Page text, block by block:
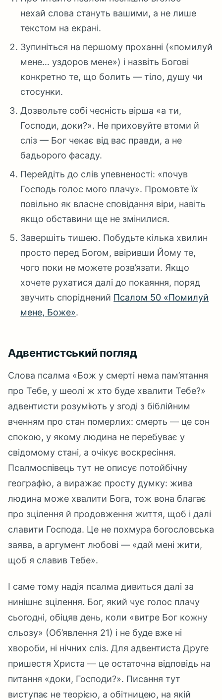
нехай слова стануть вашими, а не лише
текстом на екрані.
Зупиніться на першому проханні («помилуй
мене… уздоров мене») і назвіть Богові
конкретно те, що болить — тіло, душу чи
стосунки.
Дозвольте собі чесність вірша «а ти,
Господи, доки?». Не приховуйте втоми й
сліз — Бог чекає від вас правди, а не
бадьорого фасаду.
Перейдіть до слів упевненості: «почув
Господь голос мого плачу». Промовте їх
повільно як власне сповідання віри, навіть
якщо обставини ще не змінилися.
Завершіть тишею. Побудьте кілька хвилин
просто перед Богом, ввіривши Йому те,
чого поки не можете розв’язати. Якщо
хочете рухатися далі до покаяння, поряд
звучить споріднений Псалом 50 «Помилуй
мене, Боже».
Адвентистський погляд
Слова псалма «Бож у смерті нема пам’ятання
про Тебе, у шеолі ж хто буде хвалити Тебе?»
адвентисти розуміють у згоді з біблійним
вченням про стан померлих: смерть — це сон
спокою, у якому людина не перебуває у
свідомому стані, а очікує воскресіння.
Псалмоспівець тут не описує потойбічну
географію, а виражає просту думку: жива
людина може хвалити Бога, тож вона благає
про зцілення й продовження життя, щоб і далі
славити Господа. Це не похмура богословська
заява, а аргумент любові — «дай мені жити,
щоб я славив Тебе».
І саме тому надія псалма дивиться далі за
нинішнє зцілення. Бог, який чує голос плачу
сьогодні, обіцяв день, коли «витре Бог кожну
сльозу» (Об’явлення 21) і не буде вже ні
хвороби, ні нічних сліз. Для адвентиста Друге
пришестя Христа — це остаточна відповідь на
питання «доки, Господи?». Писання тут
виступає не теорією, а обітницею, на якій